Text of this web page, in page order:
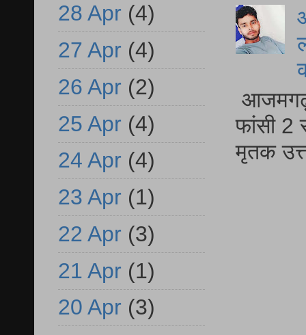
आजमगढ़
फांसी 2
मृतक
28 Apr (4)
27 Apr (4)
26 Apr (2)
25 Apr (4)
24 Apr (4)
23 Apr (1)
22 Apr (3)
21 Apr (1)
20 Apr (3)